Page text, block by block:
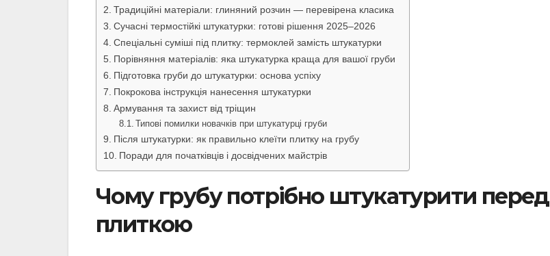
Традиційні матеріали: глиняний розчин — перевірена класика
Сучасні термостійкі штукатурки: готові рішення 2025–2026
Спеціальні суміші під плитку: термоклей замість штукатурки
Порівняння матеріалів: яка штукатурка краща для вашої груби
Підготовка груби до штукатурки: основа успіху
Покрокова інструкція нанесення штукатурки
Армування та захист від тріщин
Типові помилки новачків при штукатурці груби
Після штукатурки: як правильно клеїти плитку на грубу
Поради для початківців і досвідчених майстрів
Чому грубу потрібно штукатурити перед
плиткою